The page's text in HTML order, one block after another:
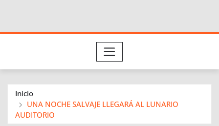
Inicio
UNA NOCHE SALVAJE LLEGARÁ AL LUNARIO
AUDITORIO